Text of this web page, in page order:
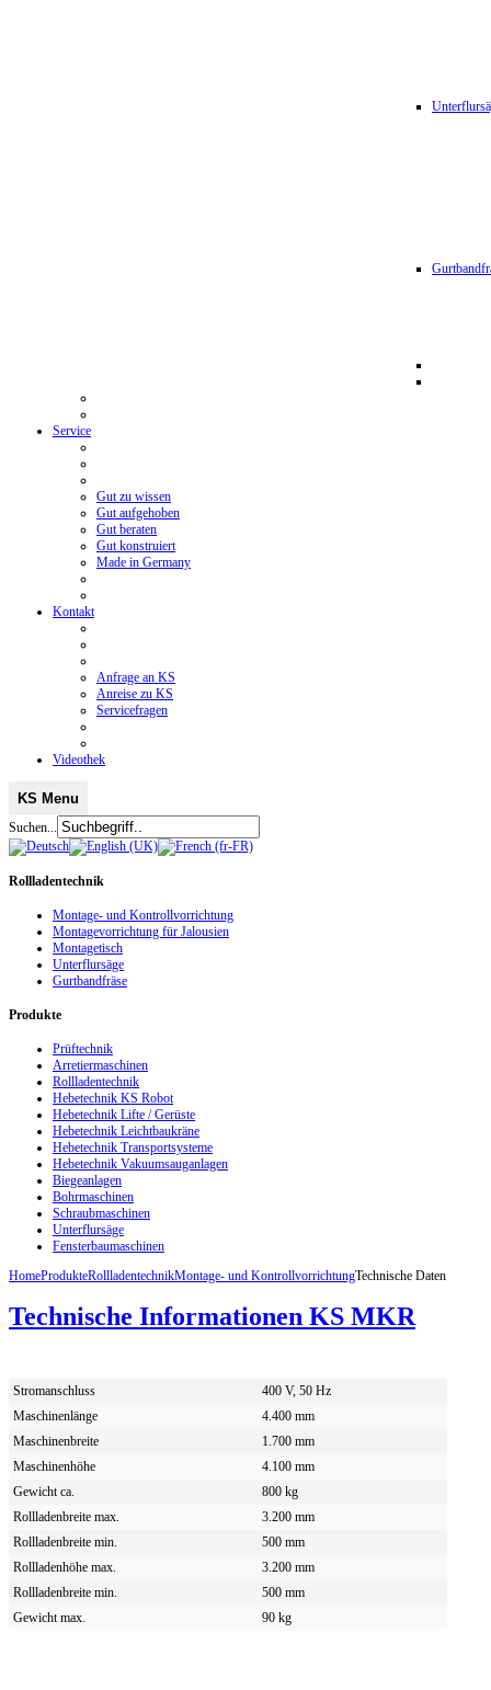
Service
Gut zu wissen
Gut aufgehoben
Gut beraten
Gut konstruiert
Made in Germany
Kontakt
Anfrage an KS
Anreise zu KS
Servicefragen
Videothek
KS Menu
Suchen...
Rollladentechnik
Montage- und Kontrollvorrichtung
Montagevorrichtung für Jalousien
Montagetisch
Unterflursäge
Gurtbandfräse
Produkte
Prüftechnik
Arretiermaschinen
Rollladentechnik
Hebetechnik KS Robot
Hebetechnik Lifte / Gerüste
Hebetechnik Leichtbaukräne
Hebetechnik Transportsysteme
Hebetechnik Vakuumsauganlagen
Biegeanlagen
Bohrmaschinen
Schraubmaschinen
Unterflursäge
Fensterbaumaschinen
HomeProdukteRollladentechnikMontage- und KontrollvorrichtungTechnische Daten
Technische Informationen KS MKR
Stromanschluss
400 V, 50 Hz
Maschinenlänge
4.400 mm
Maschinenbreite
1.700 mm
Maschinenhöhe
4.100 mm
Gewicht ca.
800 kg
Rollladenbreite max.
3.200 mm
Rollladenbreite min.
500 mm
Rollladenhöhe max.
3.200 mm
Rollladenbreite min.
500 mm
Gewicht max.
90 kg